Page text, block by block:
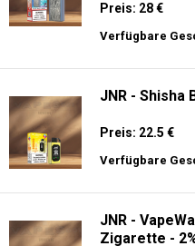
Preis: 28 €
Verfügbare
JNR - Shisha
Preis: 22.5 €
Verfügbare
JNR -
Zigarette -